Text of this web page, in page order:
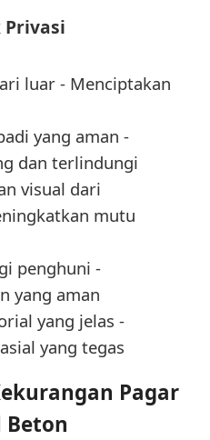
Privasi
luar - Menciptakan
yang aman -
dan terlindungi
visual dari
mutu
penghuni -
yang aman
yang jelas -
yang tegas
Pagar
Beton